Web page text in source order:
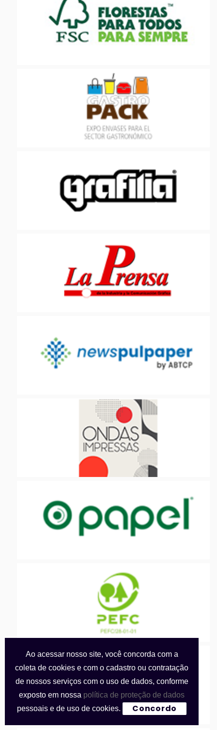
Ao acessar nosso site, você concorda com a
coleta de cookies e com o cadastro ou contratação
de nossos serviços com o uso de dados, conforme
exposto em nossa política de proteção de dados
pessoais e de uso de cookies.
Concordo